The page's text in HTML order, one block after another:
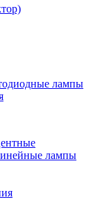
лампы
лампы